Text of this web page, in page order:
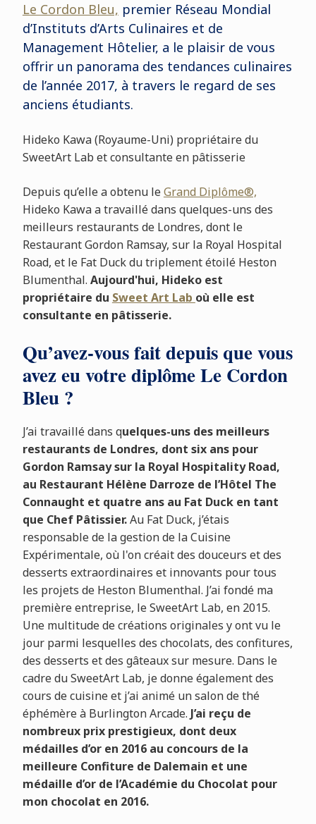
Le Cordon Bleu, premier Réseau Mondial
d’Instituts d’Arts Culinaires et de
Management Hôtelier, a le plaisir de vous
offrir un panorama des tendances culinaires
de l’année 2017, à travers le regard de ses
anciens étudiants.
Hideko Kawa (Royaume-Uni) propriétaire du
SweetArt Lab et consultante en pâtisserie
Depuis qu’elle a obtenu leGrand Diplôme®,
Hideko Kawa a travaillé dans quelques-uns des
meilleurs restaurants de Londres, dont le
Restaurant Gordon Ramsay, sur la Royal Hospital
Road, et le Fat Duck du triplement étoilé Heston
Blumenthal. Aujourd'hui, Hideko est
propriétaire du Sweet Art Lab où elle est
consultante en pâtisserie.
Qu’avez-vous fait depuis que vous
avez eu votre diplôme Le Cordon
Bleu ?
J’ai travaillé dans quelques-uns des meilleurs
restaurants de Londres, dont six ans pour
Gordon Ramsay sur la Royal Hospitality Road,
au Restaurant Hélène Darroze de l’Hôtel The
Connaught et quatre ans au Fat Duck en tant
que Chef Pâtissier.Au Fat Duck, j’étais
responsable de la gestion de la Cuisine
Expérimentale, où l'on créait des douceurs et des
desserts extraordinaires et innovants pour tous
les projets de Heston Blumenthal. J’ai fondé ma
première entreprise, le SweetArt Lab, en 2015.
Une multitude de créations originales y ont vu le
jour parmi lesquelles des chocolats, des confitures,
des desserts et des gâteaux sur mesure. Dans le
cadre du SweetArt Lab, je donne également des
cours de cuisine et j’ai animé un salon de thé
éphémère à Burlington Arcade. J’ai reçu de
nombreux prix prestigieux, dont deux
médailles d’or en 2016 au concours de la
meilleure Confiture de Dalemain et une
médaille d’or de l’Académie du Chocolat pour
mon chocolat en 2016.